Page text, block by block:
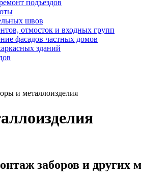
подъездов
швов
отмосток и входных групп
фасадов частных домов
зданий
и металлоизделия
заборов и других